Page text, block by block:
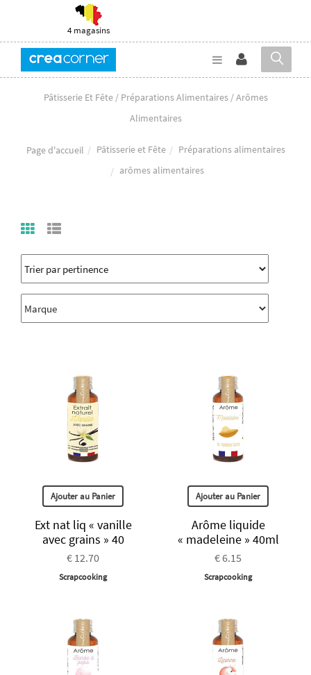
4 magasins
Pâtisserie Et Fête / Préparations Alimentaires / Arômes
Alimentaires
Page d'accueil Pâtisserie et Fête
Préparations alimentaires
arômes alimentaires
Ajouter au Panier
Ext nat liq « vanille
avec grains » 40
€ 12.70
Scrapcooking
Ajouter au Panier
Arôme liquide
« madeleine » 40ml
€ 6.15
Scrapcooking